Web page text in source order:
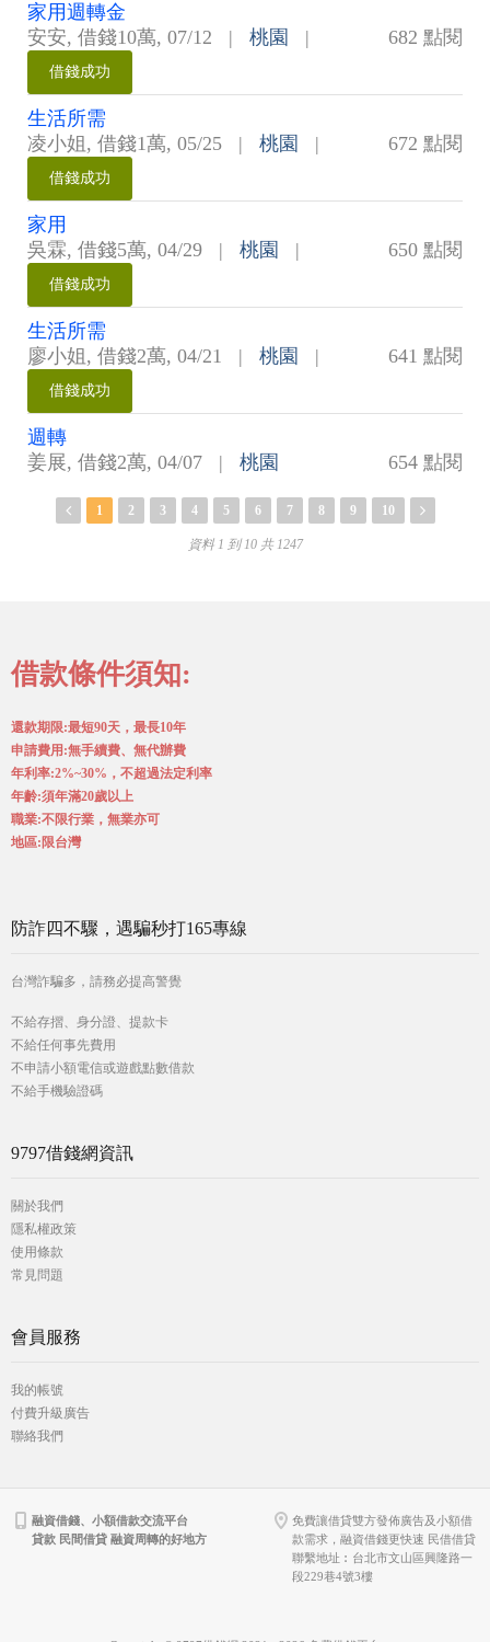
家用週轉金
安安, 借錢10萬, 07/12 | 桃園 682 點閱
|
借錢成功
生活所需
凌小姐 , 借錢1萬, 05/25 | 桃園 672 點閱
|
借錢成功
家用
吳霖, 借錢5萬, 04/29 | 桃園 650 點閱
|
借錢成功
生活所需
廖小姐 , 借錢2萬, 04/21 | 桃園 641 點閱
|
借錢成功
週轉
姜展, 借錢2萬, 04/07 | 桃園 654 點閱
1 2 3 4 5 6 7 8 9 10
資料 1 到 10 共 1247
借款條件須知:
還款期限:最短90天，最長10年
申請費用:無手續費、無代辦費
年利率:2%~30%，不超過法定利率
年齡:須年滿20歲以上
職業:不限行業，無業亦可
地區:限台灣
防詐四不驟，遇騙秒打165專線
台灣詐騙多，請務必提高警覺
不給存摺、身分證、提款卡
不給任何事先費用
不申請小額電信或遊戲點數借款
不給手機驗證碼
9797借錢網資訊
關於我們
隱私權政策
使用條款
常見問題
會員服務
我的帳號
付費升級廣告
聯絡我們
融資借錢、小額借款交流平台
貸款 民間借貸 融資周轉的好地方
免費讓借貸雙方發佈廣告及小額借
款需求，融資借錢更快速 民借借貸
聯繫地址︰台北市文山區興隆路一
段229巷4號3樓